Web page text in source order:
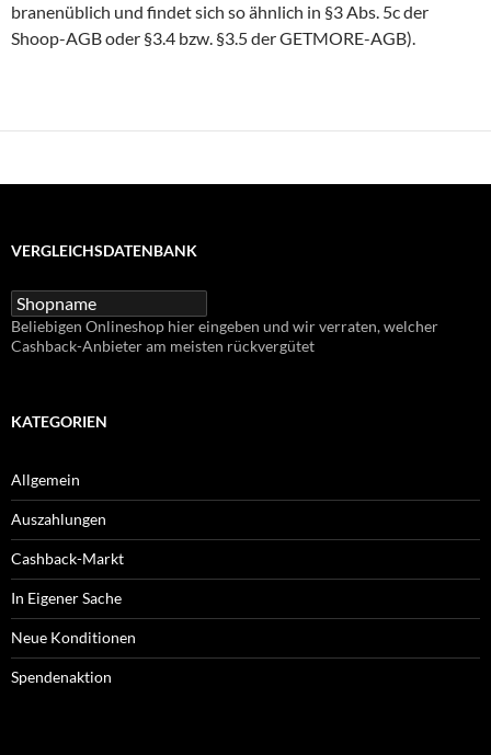
branenüblich und findet sich so ähnlich in §3 Abs. 5c der
Shoop-AGB oder §3.4 bzw. §3.5 der GETMORE-AGB).
VERGLEICHSDATENBANK
Beliebigen Onlineshop hier eingeben und wir verraten, welcher
Cashback-Anbieter am meisten rückvergütet
KATEGORIEN
Allgemein
Auszahlungen
Cashback-Markt
In Eigener Sache
Neue Konditionen
Spendenaktion